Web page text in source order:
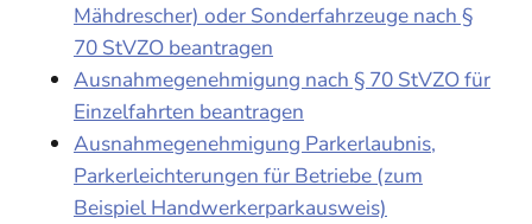
Mähdrescher) oder Sonderfahrzeuge nach §
70 StVZO beantragen
Ausnahmegenehmigung nach § 70 StVZO für
Einzelfahrten beantragen
Ausnahmegenehmigung Parkerlaubnis,
Parkerleichterungen für Betriebe (zum
Beispiel Handwerkerparkausweis)